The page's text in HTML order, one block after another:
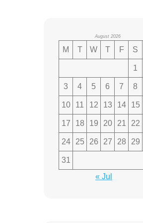
August 2026
M T W T F S
1
3 4 5 6 7 8
10 11 12 13 14 15
17 18 19 20 21 22
24 25 26 27 28 29
31
« Jul